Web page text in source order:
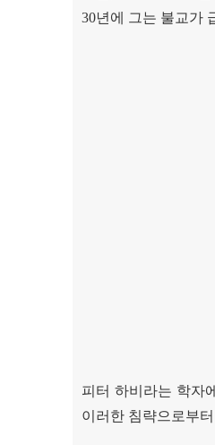
30년에 그는 불교가
피터 하비라는 학자
이러한 침략으로부